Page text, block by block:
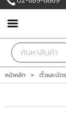
สินค้า
หน้าหลัก > ตั๋วและบัต